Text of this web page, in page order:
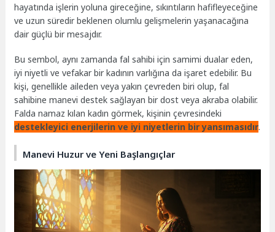
hayatında işlerin yoluna gireceğine, sıkıntıların hafifleyeceğine
ve uzun süredir beklenen olumlu gelişmelerin yaşanacağına
dair güçlü bir mesajdır.
Bu sembol, aynı zamanda fal sahibi için samimi dualar eden,
iyi niyetli ve vefakar bir kadının varlığına da işaret edebilir. Bu
kişi, genellikle aileden veya yakın çevreden biri olup, fal
sahibine manevi destek sağlayan bir dost veya akraba olabilir.
Falda namaz kılan kadın görmek, kişinin çevresindeki
destekleyici enerjilerin ve iyi niyetlerin bir yansımasıdır.
Manevi Huzur ve Yeni Başlangıçlar